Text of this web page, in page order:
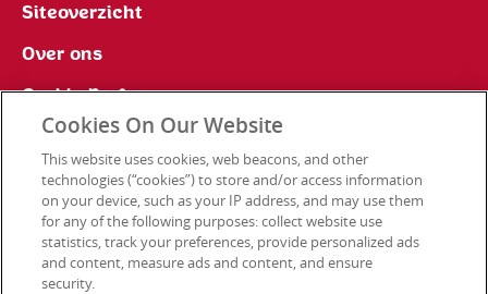
Siteoverzicht
Over ons
Cookie Preferences
Ethics Line
Contact?
Cookies On Our Website
This website uses cookies, web beacons, and other
technologies (“cookies”) to store and/or access information
on your device, such as your IP address, and may use them
for any of the following purposes: collect website use
statistics, track your preferences, provide personalized ads
and content, measure ads and content, and ensure
security.